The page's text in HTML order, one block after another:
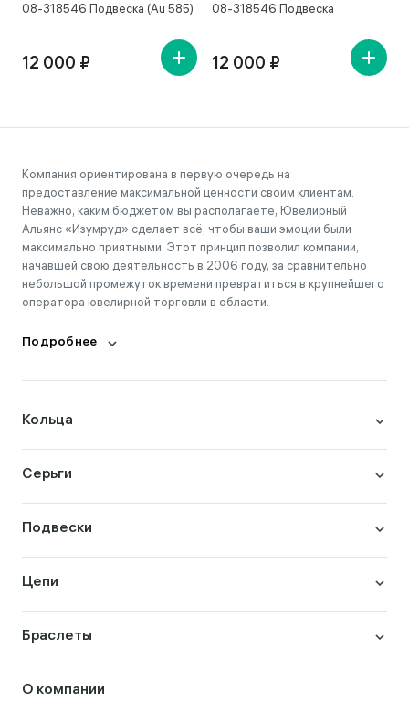
08-318546 Подвеска (Au 585)
12 000 ₽
08-318546 Подвеска
12 000 ₽
Компания ориентирована в первую очередь на
предоставление максимальной ценности своим клиентам.
Неважно, каким бюджетом вы располагаете, Ювелирный
Альянс «Изумруд» сделает всё, чтобы ваши эмоции были
максимально приятными. Этот принцип позволил компании,
начавшей свою деятельность в 2006 году, за сравнительно
небольшой промежуток времени превратиться в крупнейшего
оператора ювелирной торговли в области.
Подробнее
Кольца
Серьги
Подвески
Цепи
Браслеты
О компании